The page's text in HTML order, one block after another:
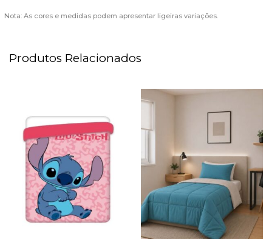
Nota: As cores e medidas podem apresentar ligeiras variações.
Produtos Relacionados